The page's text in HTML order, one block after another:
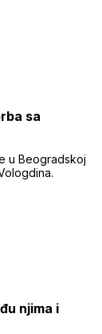
sa
u Beogradskoj
njima i